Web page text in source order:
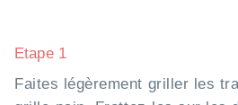
Etape 1
Faites légèrement griller les